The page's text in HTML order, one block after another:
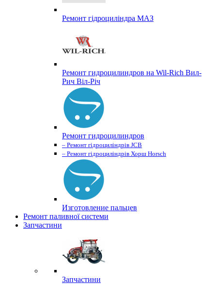
Ремонт гідроциліндра МАЗ
Ремонт гидроцилиндров на Wil-Rich Вил-
Рич Віл-Річ
Ремонт гидроцилиндров
– Ремонт гідроциліндрів JCB
– Ремонт гідроциліндрів Хорш Horsch
Изготовление пальцев
Ремонт паливної системи
Запчастини
Запчастини